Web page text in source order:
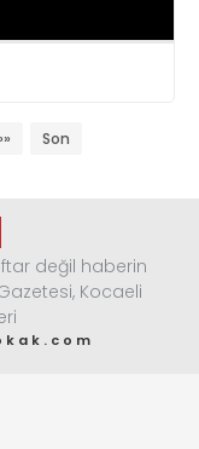
Son
değil haberin
Kocaeli